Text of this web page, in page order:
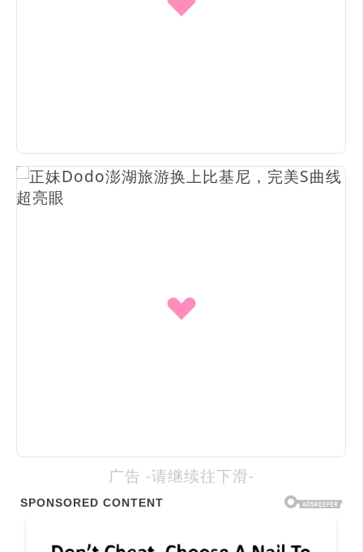
广告 -请继续往下滑-